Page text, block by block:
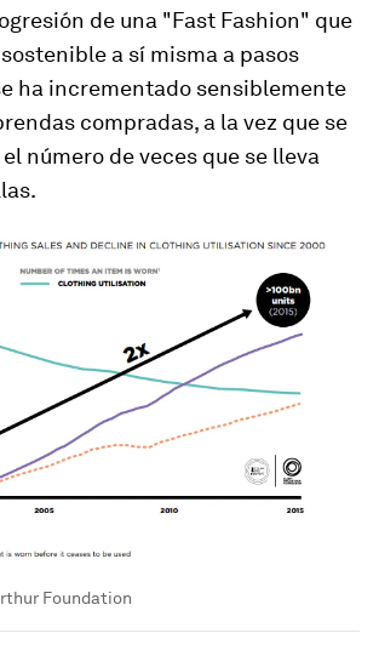
de una "Fast Fashion" que
a sí misma a pasos
ha incrementado sensiblemente
compradas, a la vez que se
número de veces que se lleva
Foundation